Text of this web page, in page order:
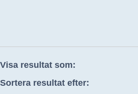
Visa resultat som:
Sortera resultat efter: